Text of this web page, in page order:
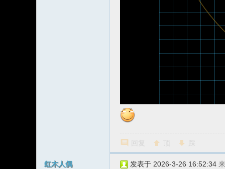
回复 踩
红木人偶 发表于 2026-3-26 16:52:34